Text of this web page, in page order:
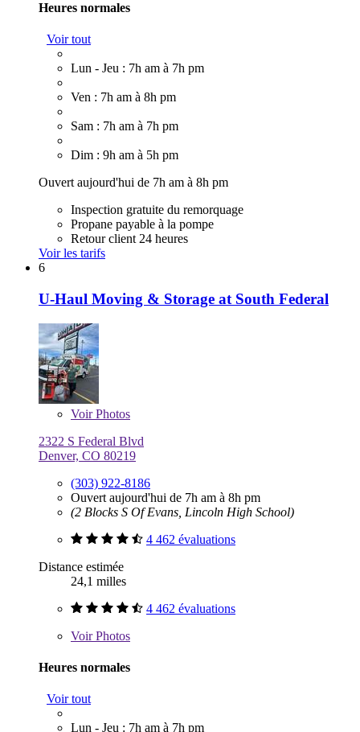
Heures normales
Voir tout
Lun - Jeu : 7h am à 7h pm
Ven : 7h am à 8h pm
Sam : 7h am à 7h pm
Dim : 9h am à 5h pm
Ouvert aujourd'hui de 7h am à 8h pm
Inspection gratuite du remorquage
Propane payable à la pompe
Retour client 24 heures
Voir les tarifs
6
U-Haul Moving & Storage at South Federal
VoirPhotos
2322 S Federal Blvd
Denver, CO 80219
(303) 922-8186
Ouvert aujourd'hui de 7h am à 8h pm
(2 Blocks S Of Evans, Lincoln High School)
4 462 évaluations
Distance estimée
24,1 milles
4 462 évaluations
VoirPhotos
Heures normales
Voir tout
Lun - Jeu : 7h am à 7h pm